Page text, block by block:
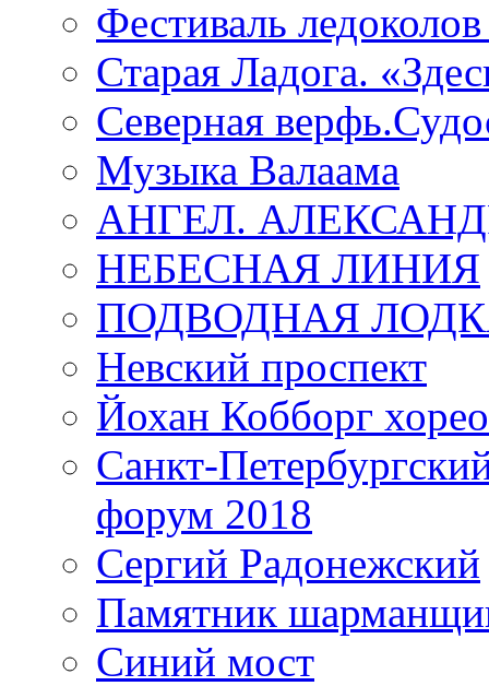
Фестиваль
Старая Ладога.
Северная
Музыка Валаама
АНГЕЛ.
НЕБЕСНАЯ ЛИНИЯ
ПОДВОДНАЯ
Невский проспект
Йохан Кобборг
Санкт-
форум 2018
Сергий Радонежский
Памятник
Синий мост